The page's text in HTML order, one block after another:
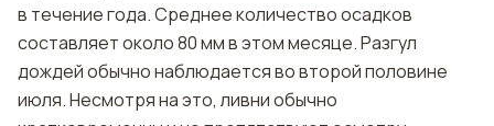
в течение года. Среднее количество осадков
составляет около 80 мм в этом месяце. Разгул
дождей обычно наблюдается во второй половине
июля. Несмотря на это, ливни обычно